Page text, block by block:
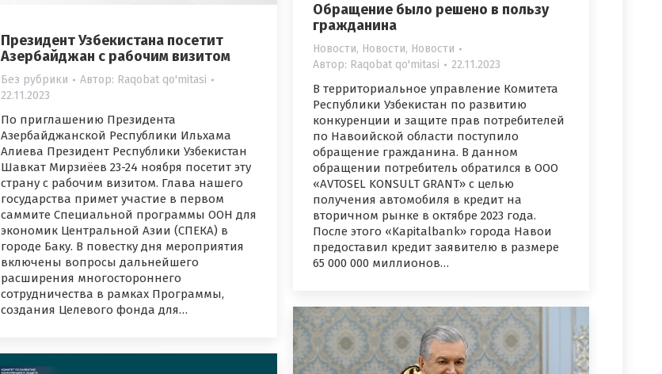
Президент Узбекистана посетит
Азербайджан с рабочим визитом
Без рубрики Автор: Raqobat qo'mitasi
22.11.2023
По приглашению Президента
Азербайджанской Республики Ильхама
Алиева Президент Республики Узбекистан
Шавкат Мирзиёев 23-24 ноября посетит эту
страну с рабочим визитом. Глава нашего
государства примет участие в первом
саммите Специальной программы ООН для
экономик Центральной Азии (СПЕКА) в
городе Баку. В повестку дня мероприятия
включены вопросы дальнейшего
расширения многостороннего
сотрудничества в рамках Программы,
создания Целевого фонда для…
Обращение было решено в пользу
гражданина
Новости, Новости, Новости
Автор: Raqobat qo'mitasi 22.11.2023
В территориальное управление Комитета
Республики Узбекистан по развитию
конкуренции и защите прав потребителей
по Навоийской области поступило
обращение гражданина. В данном
обращении потребитель обратился в ООО
«AVTOSEL KONSULT GRANT» с целью
получения автомобиля в кредит на
вторичном рынке в октябре 2023 года.
После этого «Kapitalbank» города Навои
предоставил кредит заявителю в размере
65 000 000 миллионов…